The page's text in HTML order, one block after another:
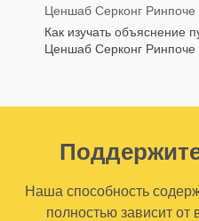
Ценшаб Серконг Ринпоче
Как изучать объяснение
Ценшаб Серконг Ринпоче
Наша способность
полностью зависит